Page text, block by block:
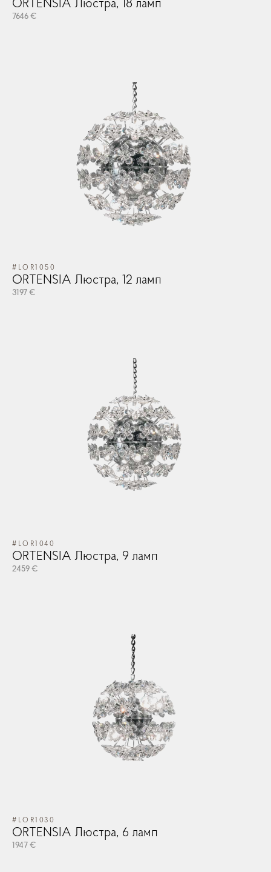
ORTENSIA Люстра, 18 ламп
7646 €
#LOR1050
ORTENSIA Люстра, 12 ламп
3197 €
#LOR1040
ORTENSIA Люстра, 9 ламп
2459 €
#LOR1030
ORTENSIA Люстра, 6 ламп
1947 €